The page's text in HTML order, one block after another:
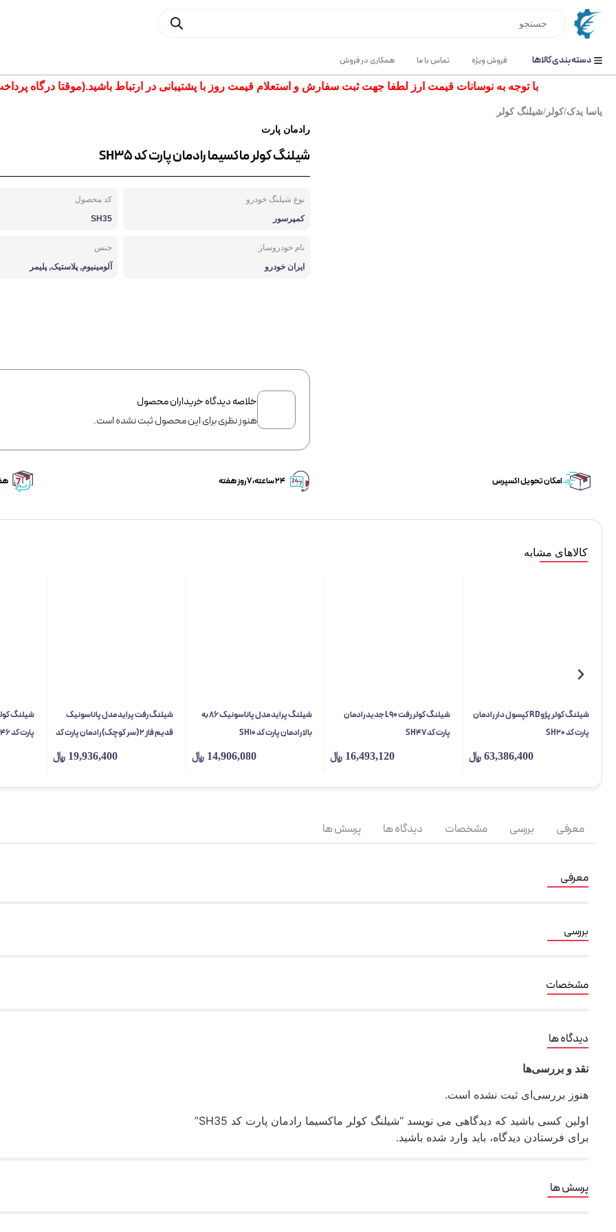
فروش ویژه تماس با ما همکاری در فروش دسته بندی کالاها
با توجه به نوسانات قیمت ارز لطفا جهت ثبت سفارش و استعلام قیمت روز با پشتیبانی در ارتباط باشید.(موقتا درگاه پرداخت غیر
یاسا یدک/کولر /شیلنگ کولر
رادمان پارت
شیلنگ کولر ماکسیما رادمان پارت کد SH35
نوع شیلنگ خودرو
کمپرسور
کد محصول
SH35
نام خودروساز
ایران خودرو
جنس
آلومینیوم, پلاستیک, پلیمر
خلاصه دیدگاه خریداران محصول
هنوز نظری برای این محصول ثبت نشده است.
امکان تحویل اکسپرس ۲۴ ساعته، ۷ روز هفته
کالاهای مشابه
63,386,400 ﷼
شیلنگ کولر پژو RD کپسول دار رادمان
پارت کد SH20
16,493,120 ﷼
شیلنگ کولر رفت L90 جدید رادمان
پارت کد SH47
14,906,080 ﷼
شیلنگ پراید مدل پاناسونیک 86 به
بالا رادمان پارت کد SH10
19,936,400 ﷼
شیلنگ رفت پراید مدل پاناسونیک
قدیم فاز 2 (سر کوچک) رادمان پارت کد
پارت کد SH46
معرفی بررسی مشخصات دیدگاه ها پرسش ها
معرفی
بررسی
مشخصات
دیدگاه ها
نقد و بررسی‌ها
هنوز بررسی‌ای ثبت نشده است.
اولین کسی باشید که دیدگاهی می نویسد “شیلنگ کولر ماکسیما رادمان پارت کد SH35”
برای فرستادن دیدگاه، باید وارد شده باشید.
پرسش ها